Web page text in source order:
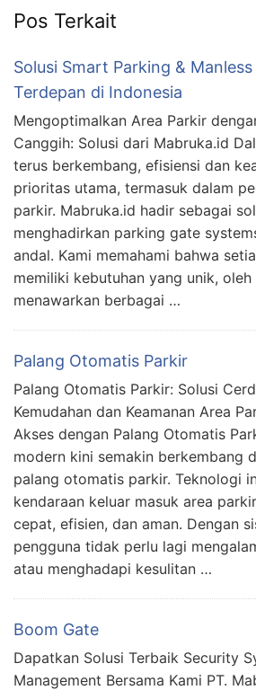
Pos Terkait
Solusi Smart Parking &
Terdepan di Indonesia
Mengoptimalkan Area Parkir
Canggih: Solusi dari Mabruka.id
terus berkembang, efisiensi dan
prioritas utama, termasuk dalam
parkir. Mabruka.id hadir sebagai
menghadirkan parking gate
andal. Kami memahami bahwa
memiliki kebutuhan yang unik,
menawarkan berbagai …
Palang Otomatis Parkir
Palang Otomatis Parkir: Solusi
Kemudahan dan Keamanan Area
Akses dengan Palang Otomatis
modern kini semakin berkembang
palang otomatis parkir. Teknologi
kendaraan keluar masuk area
cepat, efisien, dan aman. Dengan
pengguna tidak perlu lagi
atau menghadapi kesulitan …
Boom Gate
Dapatkan Solusi Terbaik Security
Management Bersama Kami PT.